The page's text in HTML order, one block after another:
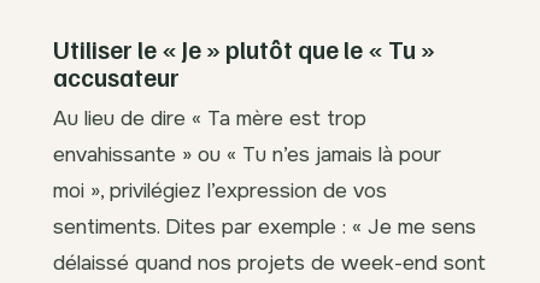
Utiliser le « Je » plutôt que le « Tu »
accusateur
Au lieu de dire « Ta mère est trop
envahissante » ou « Tu n’es jamais là pour
moi », privilégiez l’expression de vos
sentiments. Dites par exemple : « Je me sens
délaissé quand nos projets de week-end sont